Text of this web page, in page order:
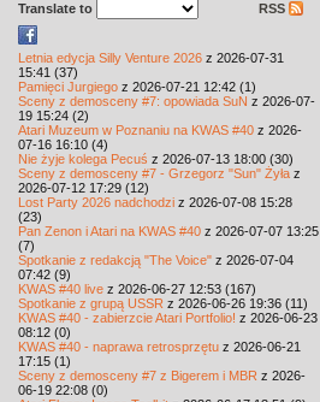
Translate to RSS
Letnia edycja Silly Venture 2026 z 2026-07-31
15:41 (37)
Pamięci Jurgiego z 2026-07-21 12:42 (1)
Sceny z demosceny #7: opowiada SuN z 2026-07-
19 15:24 (2)
Atari Muzeum w Poznaniu na KWAS #40 z 2026-
07-16 16:10 (4)
Nie żyje kolega Pecuś z 2026-07-13 18:00 (30)
Sceny z demosceny #7 - Grzegorz "Sun" Żyła z
2026-07-12 17:29 (12)
Lost Party 2026 nadchodzi z 2026-07-08 15:28
(23)
Pan Zenon i Atari na KWAS #40 z 2026-07-07 13:25
(7)
Spotkanie z redakcją "The Voice" z 2026-07-04
07:42 (9)
KWAS #40 live z 2026-06-27 12:53 (167)
Spotkanie z grupą USSR z 2026-06-26 19:36 (11)
KWAS #40 - zabierzcie Atari Portfolio! z 2026-06-23
08:12 (0)
KWAS #40 - naprawa retrosprzętu z 2026-06-21
17:15 (1)
Sceny z demosceny #7 z Bigerem i MBR z 2026-
06-19 22:08 (0)